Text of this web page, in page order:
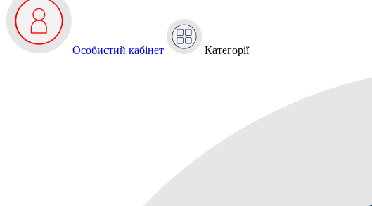
Особистий кабінет Категорії